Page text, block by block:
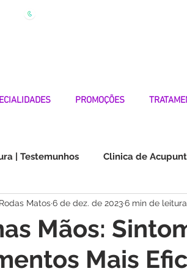
PROMOÇÕES
| Testemunhos Clinica de
Choque na Orelha | Testemunhos
Medicina Quântica | Testemunhos
Mãos:
Mais
Matos6 de dez. de 20236 min de leitura